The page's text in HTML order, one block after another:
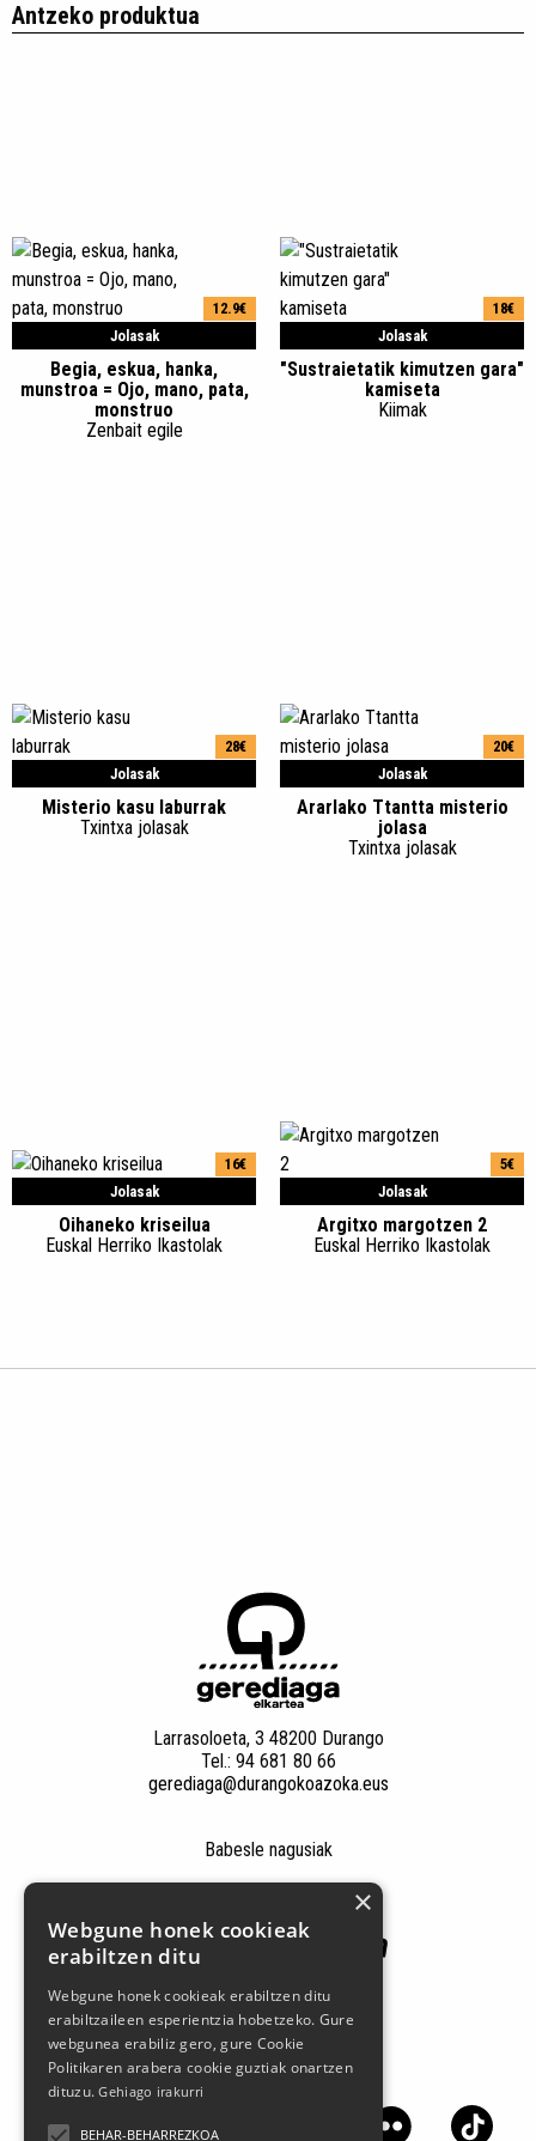
Antzeko produktua
Jolasak
12.9€
Begia, eskua, hanka,
munstroa = Ojo, mano, pata,
monstruo
Zenbait egile
Jolasak
18€
"Sustraietatik kimutzen gara"
kamiseta
Kiimak
Jolasak
28€
Misterio kasu laburrak
Txintxa jolasak
Jolasak
20€
Ararlako Ttantta misterio
jolasa
Txintxa jolasak
Jolasak
16€
Oihaneko kriseilua
Euskal Herriko Ikastolak
Jolasak
5€
Argitxo margotzen 2
Euskal Herriko Ikastolak
Larrasoloeta, 3 48200 Durango
Tel.: 94 681 80 66
gerediaga@durangokoazoka.eus
Babesle nagusiak
Jarrai gaitzazu sare sozialetan
×
Webgune honek cookieak
erabiltzen ditu
Webgune honek cookieak erabiltzen ditu
erabiltzaileen esperientzia hobetzeko. Gure
webgunea erabiliz gero, gure Cookie
Politikaren arabera cookie guztiak onartzen
dituzu.Gehiago irakurri
BEHAR-BEHARREZKOA